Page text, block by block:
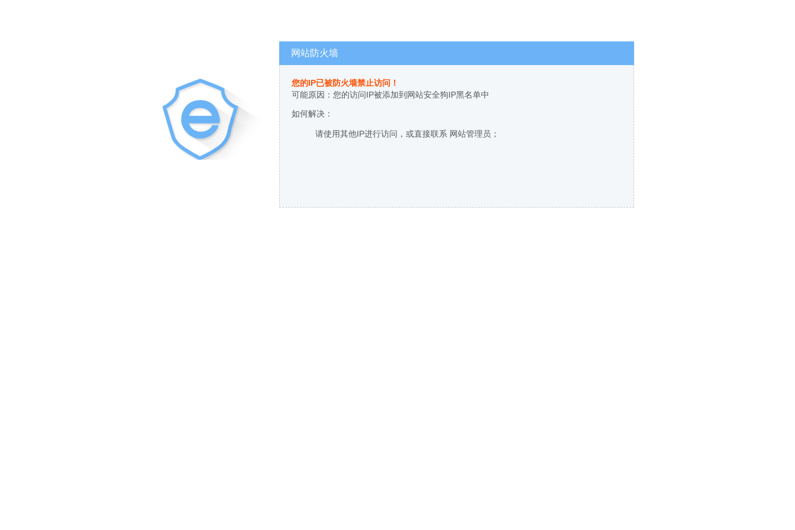
网站防火墙
您的IP已被防火墙禁止访问！
可能原因：您的访问IP被添加到网站安全狗IP黑名单中
如何解决：
请使用其他IP进行访问，或直接联系 网站管理员；